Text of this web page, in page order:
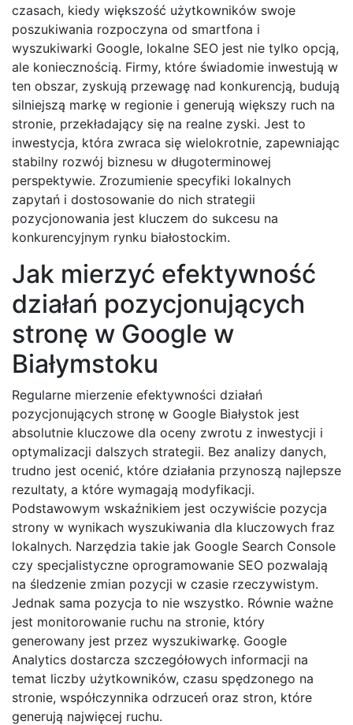
czasach, kiedy większość użytkowników swoje
poszukiwania rozpoczyna od smartfona i
wyszukiwarki Google, lokalne SEO jest nie tylko opcją,
ale koniecznością. Firmy, które świadomie inwestują w
ten obszar, zyskują przewagę nad konkurencją, budują
silniejszą markę w regionie i generują większy ruch na
stronie, przekładający się na realne zyski. Jest to
inwestycja, która zwraca się wielokrotnie, zapewniając
stabilny rozwój biznesu w długoterminowej
perspektywie. Zrozumienie specyfiki lokalnych
zapytań i dostosowanie do nich strategii
pozycjonowania jest kluczem do sukcesu na
konkurencyjnym rynku białostockim.
Jak mierzyć efektywność
działań pozycjonujących
stronę w Google w
Białymstoku
Regularne mierzenie efektywności działań
pozycjonujących stronę w Google Białystok jest
absolutnie kluczowe dla oceny zwrotu z inwestycji i
optymalizacji dalszych strategii. Bez analizy danych,
trudno jest ocenić, które działania przynoszą najlepsze
rezultaty, a które wymagają modyfikacji.
Podstawowym wskaźnikiem jest oczywiście pozycja
strony w wynikach wyszukiwania dla kluczowych fraz
lokalnych. Narzędzia takie jak Google Search Console
czy specjalistyczne oprogramowanie SEO pozwalają
na śledzenie zmian pozycji w czasie rzeczywistym.
Jednak sama pozycja to nie wszystko. Równie ważne
jest monitorowanie ruchu na stronie, który
generowany jest przez wyszukiwarkę. Google
Analytics dostarcza szczegółowych informacji na
temat liczby użytkowników, czasu spędzonego na
stronie, współczynnika odrzuceń oraz stron, które
generują najwięcej ruchu.